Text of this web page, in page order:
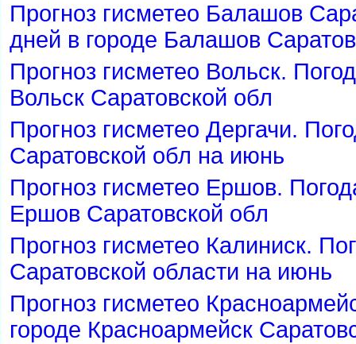
Прогноз гисметео Балашов
дней в городе Балашов
Прогноз гисметео Вольск.
ольск Саратовской обл
Прогноз гисметео Дергачи.
Саратовской обл на июнь
Прогноз гисметео Ершов.
Ершов Саратовской обл
Прогноз гисметео Калиниск.
Саратовской области на июнь
Прогноз гисметео
ороде Красноармейск